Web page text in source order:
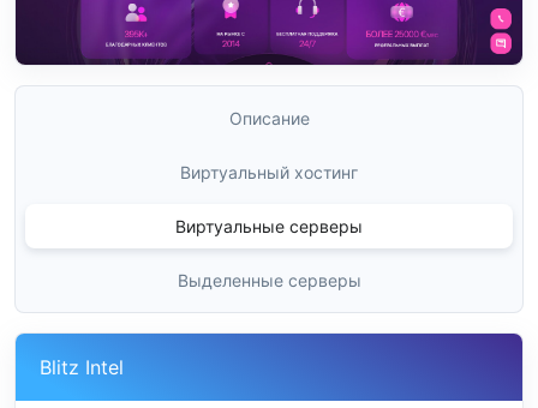
Описание
Виртуальный хостинг
Виртуальные серверы
Выделенные серверы
Blitz Intel